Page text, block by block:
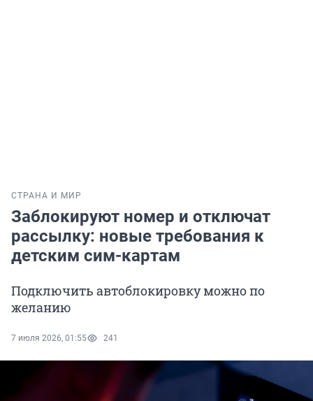
СТРАНА И МИР
Заблокируют номер и отключат
рассылку: новые требования к
детским сим-картам
Подключить автоблокировку можно по
желанию
7 июля 2026, 01:55 241